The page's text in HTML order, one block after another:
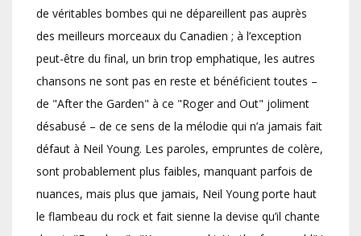
de véritables bombes qui ne dépareillent pas auprès
des meilleurs morceaux du Canadien ; à l’exception
peut-être du final, un brin trop emphatique, les autres
chansons ne sont pas en reste et bénéficient toutes –
de "After the Garden" à ce "Roger and Out" joliment
désabusé – de ce sens de la mélodie qui n’a jamais fait
défaut à Neil Young. Les paroles, empruntes de colère,
sont probablement plus faibles, manquant parfois de
nuances, mais plus que jamais, Neil Young porte haut
le flambeau du rock et fait sienne la devise qu’il chante